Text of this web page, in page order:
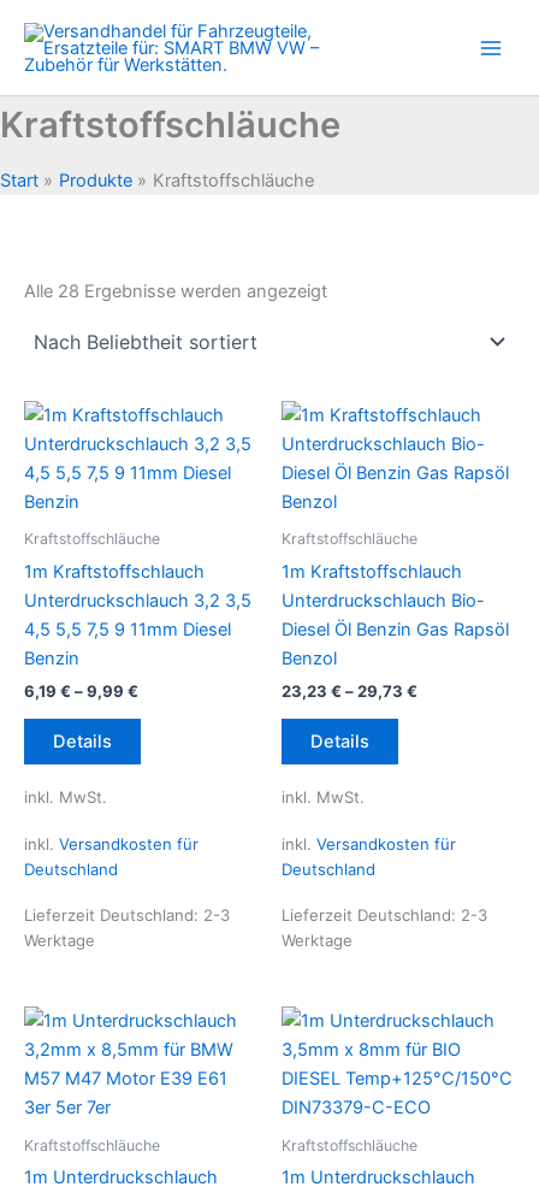
Inhalt
springen
Kraftstoffschläuche
Start Produkte Kraftstoffschläuche
Alle 28 Ergebnisse werden angezeigtNach
Kraftstoffschläuche
1m Kraftstoffschlauch
Unterdruckschlauch 3,2 3,5
4,5 5,5 7,5 9 11mm Diesel
Benzin
6,19 € –9,99 €
Details
Dieses
Varianten
Optionen
der
Produktseite
gewählt
inkl. MwSt.
inkl. Versandkosten für
Deutschland
Lieferzeit Deutschland: 2-3
Werktage
Kraftstoffschläuche
1m Kraftstoffschlauch
Unterdruckschlauch Bio-
Diesel Öl Benzin Gas Rapsöl
Benzol
23,23 € –29,73 €
Details
Dieses
Varianten
Optionen
der
Produktseite
gewählt
werden
inkl. MwSt.
inkl. Versandkosten für
Deutschland
Lieferzeit Deutschland: 2-3
Werktage
Kraftstoffschläuche
1m Unterdruckschlauch
Kraftstoffschläuche
1m Unterdruckschlauch